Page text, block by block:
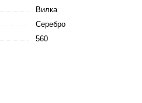
Вилка
Серебро
560